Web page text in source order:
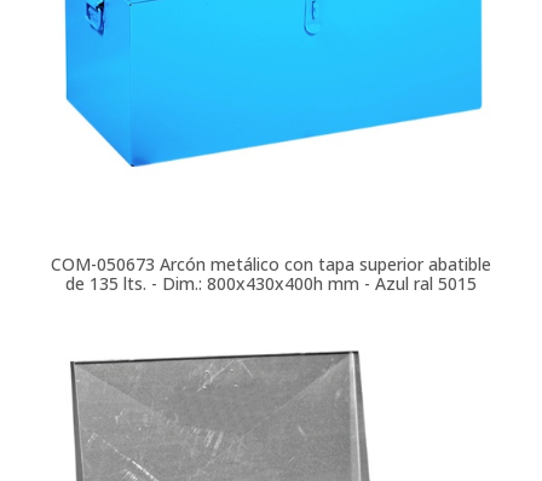
COM-050673 Arcón metálico con tapa superior abatible
de 135 lts. - Dim.: 800x430x400h mm - Azul ral 5015